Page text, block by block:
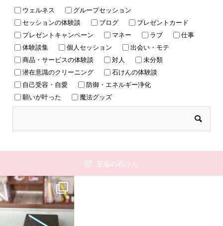
ウェルネス
グループセッション
セッションの体験談
ブログ
プレゼントカード
プレゼントキャンペーン
マネー ラブ
仕事
体験談集
個人セッション
出会い・モテ
商品・サービスの体験談
対人
未分類
潜在意識のクリーニング
石けんの体験談
自己受容・自愛
防御・エネルギー浄化
願いが叶った
魔法グッズ
至福の石けん